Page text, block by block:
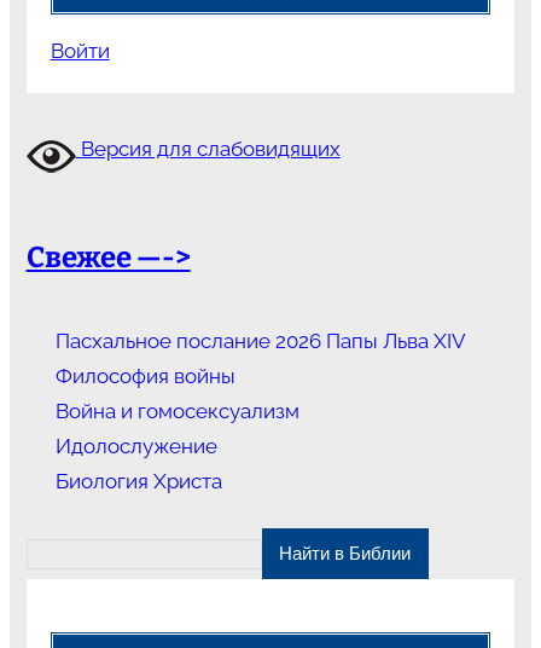
Войти
Версия для слабовидящих
Свежее —->
Пасхальное послание 2026 Папы Льва XIV
Философия войны
Война и гомосексуализм
Идолослужение
Биология Христа